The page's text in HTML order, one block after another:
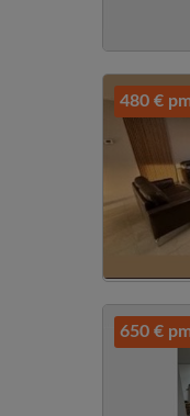
480 €
650 €